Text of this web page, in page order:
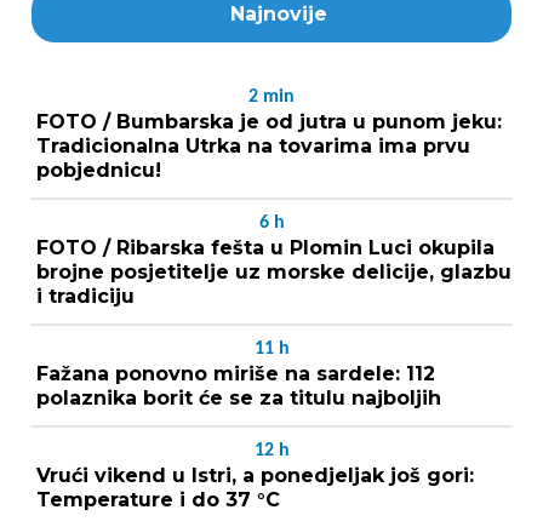
Najnovije
2 min
FOTO / Bumbarska je od jutra u punom jeku:
Tradicionalna Utrka na tovarima ima prvu
pobjednicu!
6 h
FOTO / Ribarska fešta u Plomin Luci okupila
brojne posjetitelje uz morske delicije, glazbu
i tradiciju
11 h
Fažana ponovno miriše na sardele: 112
polaznika borit će se za titulu najboljih
12 h
Vrući vikend u Istri, a ponedjeljak još gori:
Temperature i do 37 °C